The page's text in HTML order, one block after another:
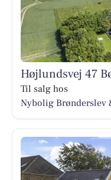
Højlundsvej 47
Til salg hos
Nybolig Brønderslev